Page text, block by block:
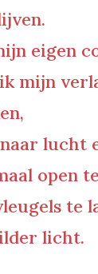
eigen
mijn
lucht
open
te
licht.